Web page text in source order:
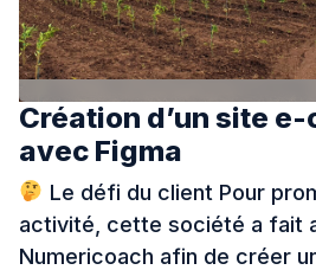
Création d’un site
avec Figma
Le défi du client Pour
activité, cette société a fait
Numericoach afin de créer